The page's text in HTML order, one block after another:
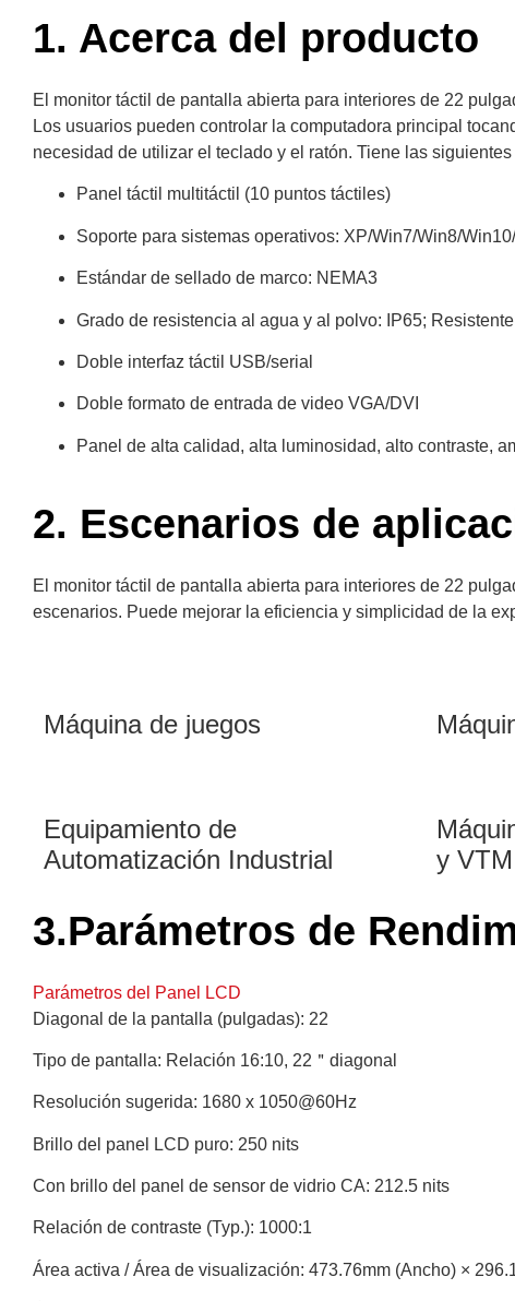
1. Acerca del producto
El monitor táctil de pantalla abierta para interiores de 22
Los usuarios pueden controlar la computadora principal
necesidad de utilizar el teclado y el ratón. Tiene las
Panel táctil multitáctil (10 puntos táctiles)
Soporte para sistemas operativos: XP/Win7/Win8/
Estándar de sellado de marco: NEMA3
Grado de resistencia al agua y al polvo: IP65;
Doble interfaz táctil USB/serial
Doble formato de entrada de video VGA/DVI
Panel de alta calidad, alta luminosidad, alto contraste,
2. Escenarios de
El monitor táctil de pantalla abierta para interiores de 22
escenarios. Puede mejorar la eficiencia y simplicidad de la
Máquina de juegos
Equipamiento de
Automatización Industrial
y
3.Parámetros de
Parámetros del Panel LCD
Diagonal de la pantalla (pulgadas): 22
Tipo de pantalla: Relación 16:10, 22＂diagonal
Resolución sugerida: 1680 x 1050@60Hz
Brillo del panel LCD puro: 250 nits
Con brillo del panel de sensor de vidrio CA: 212.5 nits
Relación de contraste (Typ.): 1000:1
Área activa / Área de visualización: 473.76mm (Ancho) ×